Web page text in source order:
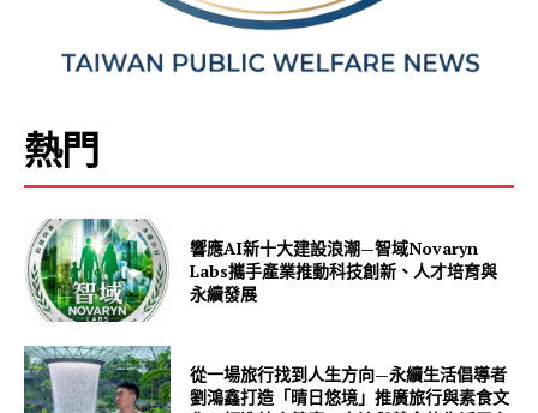
熱門
響應AI新十大建設浪潮—智域Novaryn
Labs攜手產業推動科技創新、人才培育與
永續發展
從一場旅行找到人生方向—永續生活倡導者
劉鴻鑫打造「晴日悠境」推廣旅行與素食文